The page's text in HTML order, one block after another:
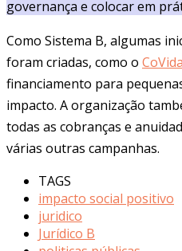
governança e colocar em
Como Sistema B, algumas
foram criadas, como o
financiamento para
impacto. A organização
todas as cobranças e
várias outras campanhas.
TAGS
impacto social positivo
juridico
Jurídico B